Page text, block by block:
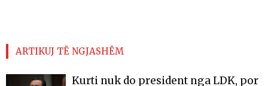
ARTIKUJ TË NGJASHËM
Kurti nuk do president nga LDK, por